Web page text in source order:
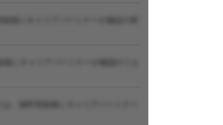
後にキャリアパートナーが施設の実
にキャリアパートナーが確認のうえ
、無料登録後にキャリアパートナー